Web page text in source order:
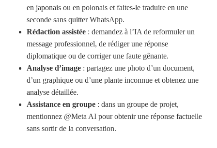
en japonais ou en polonais et faites-le traduire en une
seconde sans quitter WhatsApp.
Rédaction assistée : demandez à l’IA de reformuler un
message professionnel, de rédiger une réponse
diplomatique ou de corriger une faute gênante.
Analyse d’image : partagez une photo d’un document,
d’un graphique ou d’une plante inconnue et obtenez une
analyse détaillée.
Assistance en groupe : dans un groupe de projet,
mentionnez @Meta AI pour obtenir une réponse factuelle
sans sortir de la conversation.